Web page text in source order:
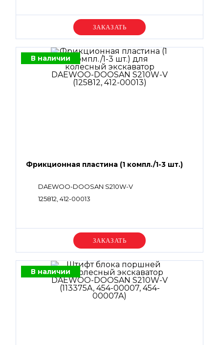
Уточняйте цену
В наличии
Фрикционная пластина (1 компл./1-3 шт.)
DAEWOO-DOOSAN S210W-V
125812, 412-00013
Уточняйте цену
В наличии